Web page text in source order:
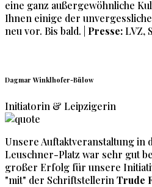
eine ganz außergewöhnliche
Ihnen einige der
neu vor. Bis bald. | Presse: LVZ,
Dagmar Winklhofer-Bülow
Initiatorin & Leipzigerin
Unsere Auftaktveranstaltung in
Leuschner-Platz war sehr gut
großer Erfolg für unsere
"mit" der Schriftstellerin Trude